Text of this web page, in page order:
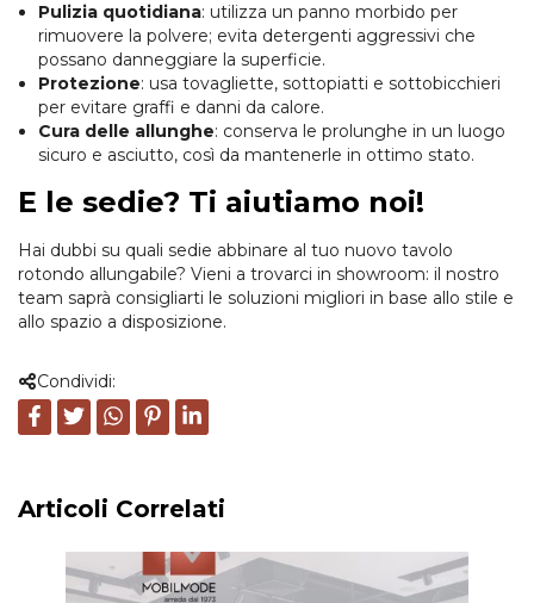
Pulizia quotidiana: utilizza un panno morbido per
rimuovere la polvere; evita detergenti aggressivi che
possano danneggiare la superficie.
Protezione: usa tovagliette, sottopiatti e sottobicchieri
per evitare graffi e danni da calore.
Cura delle allunghe: conserva le prolunghe in un luogo
sicuro e asciutto, così da mantenerle in ottimo stato.
E le sedie? Ti aiutiamo noi!
Hai dubbi su quali sedie abbinare al tuo nuovo tavolo
rotondo allungabile? Vieni a trovarci in showroom: il nostro
team saprà consigliarti le soluzioni migliori in base allo stile e
allo spazio a disposizione.
Condividi:
Articoli Correlati